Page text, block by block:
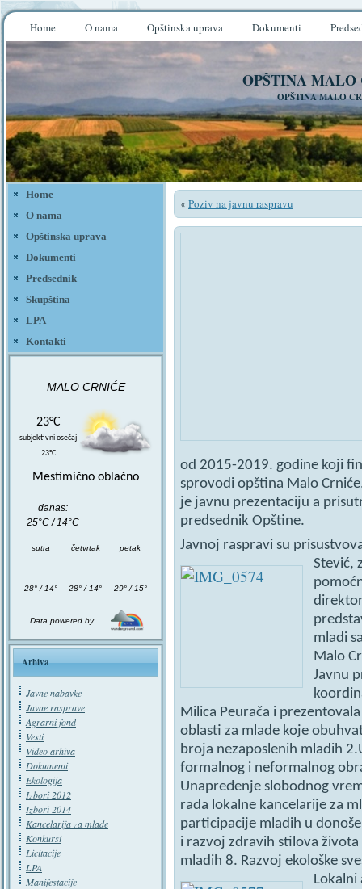
Home O nama Opštinska uprava Dokumenti
OPŠTINA MALO
OPŠTINA MALO
Home
O nama
Opštinska uprava
Dokumenti
Predsednik
Skupština
LPA
Kontakti
MALO CRNIĆE
23°C
subjektivni osećaj
23°C
Mestimično oblačno
danas:
25°C / 14°C
sutra četvrtak petak
28° / 14° 28° / 14° 29° / 15°
Data powered by
Arhiva
Javne nabavke
Javne rasprave
Agrarni fond
Vesti
Video arhiva
Dokumenti
Ekologija
Izbori 2012
Izbori 2014
Kancelarija za mlade
Konkursi
Licitacije
LPA
Manifestacije
« Poziv na javnu raspravu
od 2015-2019. godine koji
sprovodi opština Malo
je javnu prezentaciju a
predsednik Opštine.
Javnoj raspravi su
Stević,
mladi
Malo
Javnu
Milica Peurača i
oblasti za mlade koje
broja nezaposlenih mladih
formalnog i neformalnog
Unapređenje slobodnog
rada lokalne kancelarije za
participacije mladih u
i razvoj zdravih stilova
mladih 8. Razvoj ekološke